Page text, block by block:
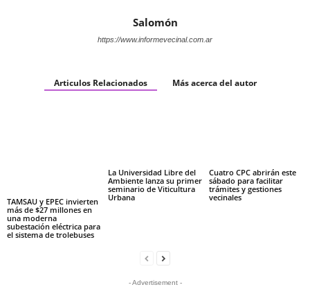
Salomón
https://www.informevecinal.com.ar
Articulos Relacionados Más acerca del autor
TAMSAU y EPEC invierten
más de $27 millones en
una moderna
subestación eléctrica para
el sistema de trolebuses
La Universidad Libre del
Ambiente lanza su primer
seminario de Viticultura
Urbana
Cuatro CPC abrirán este
sábado para facilitar
trámites y gestiones
vecinales
- Advertisement -